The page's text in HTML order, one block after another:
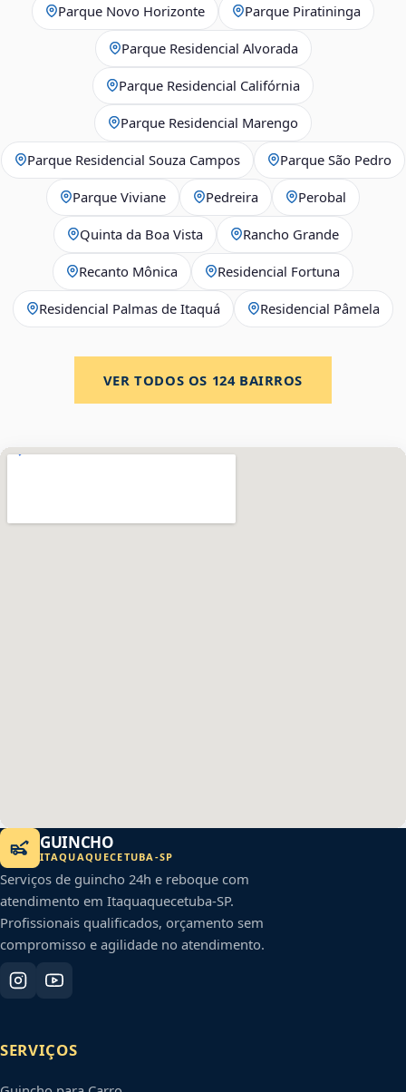
Parque Novo Horizonte Parque Piratininga
Parque Residencial Alvorada
Parque Residencial Califórnia
Parque Residencial Marengo
Parque Residencial Souza Campos Parque São Pedro
Parque Viviane Pedreira Perobal
Quinta da Boa Vista Rancho Grande
Recanto Mônica Residencial Fortuna
Residencial Palmas de Itaquá Residencial Pâmela
VER TODOS OS 124BAIRROS
GUINCHO
ITAQUAQUECETUBA -SP
Serviços de guincho 24h e reboque com
atendimento em Itaquaquecetuba-SP.
Profissionais qualificados, orçamento sem
compromisso e agilidade no atendimento.
SERVIÇOS